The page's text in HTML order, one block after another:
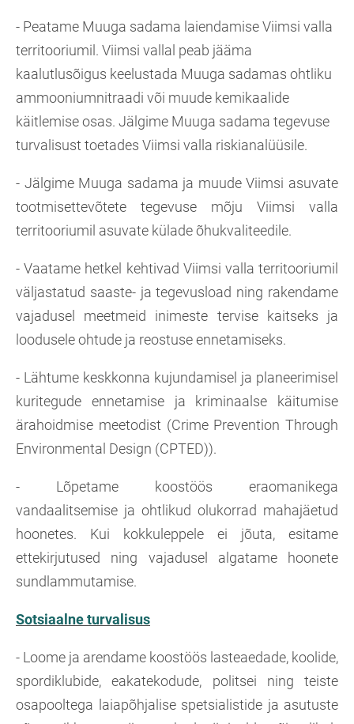
- Peatame Muuga sadama laiendamise Viimsi valla
territooriumil. Viimsi vallal peab jääma
kaalutlusõigus keelustada Muuga sadamas ohtliku
ammooniumnitraadi või muude kemikaalide
käitlemise osas. Jälgime Muuga sadama tegevuse
turvalisust toetades Viimsi valla riskianalüüsile.
- Jälgime Muuga sadama ja muude Viimsi asuvate
tootmisettevõtete tegevuse mõju Viimsi valla
territooriumil asuvate külade õhukvaliteedile.
- Vaatame hetkel kehtivad Viimsi valla territooriumil
väljastatud saaste- ja tegevusload ning rakendame
vajadusel meetmeid inimeste tervise kaitseks ja
loodusele ohtude ja reostuse ennetamiseks.
- Lähtume keskkonna kujundamisel ja planeerimisel
kuritegude ennetamise ja kriminaalse käitumise
ärahoidmise meetodist (Crime Prevention Through
Environmental Design (CPTED)).
- Lõpetame koostöös eraomanikega
vandaalitsemise ja ohtlikud olukorrad mahajäetud
hoonetes. Kui kokkuleppele ei jõuta, esitame
ettekirjutused ning vajadusel algatame hoonete
sundlammutamise.
Sotsiaalne turvalisus
- Loome ja arendame koostöös lasteaedade, koolide,
spordiklubide, eakatekodude, politsei ning teiste
osapooltega laiapõhjalise spetsialistide ja asutuste